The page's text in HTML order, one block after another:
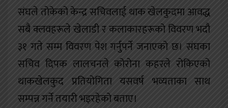
संघले तोकेको केन्द्र सचिवलाई थाक खेलकुदमा आवद्ध
सबै क्लवहरूले खेलाडी र कलाकारहरूको विवरण भदौ
३१ गते सम्म विवरण पेश गर्नुपर्ने जनाएको छ। संघका
सचिव दिपक लालचनले कोरोना कहरले रोकिएको
थाकखेलकुद प्रतियोगिता यसवर्ष भव्यताका साथ
सम्पन्न गर्ने तयारी भइरहेको बताए।